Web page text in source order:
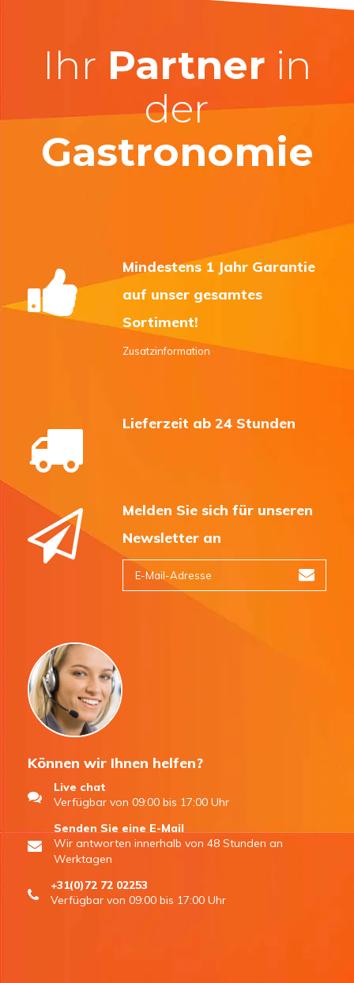
Ihr Partner in
der
Gastronomie
Mindestens 1 Jahr Garantie
auf unser gesamtes
Sortiment!
Zusatzinformation
Lieferzeit ab 24 Stunden
Melden Sie sich für unseren
Newsletter an
Können wir Ihnen helfen?
Live chat
Verfügbar von 09:00 bis 17:00 Uhr
Senden Sie eine E-Mail
Wir antworten innerhalb von 48 Stunden an
Werktagen
+31(0)72 72 02253
Verfügbar von 09:00 bis 17:00 Uhr